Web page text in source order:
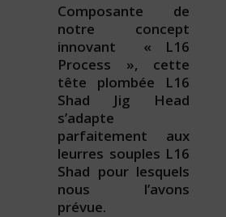
Composante de
notre concept
innovant « L16
Process », cette
tête plombée L16
Shad Jig Head
s’adapte
parfaitement aux
leurres souples L16
Shad pour lesquels
nous l’avons
prévue.